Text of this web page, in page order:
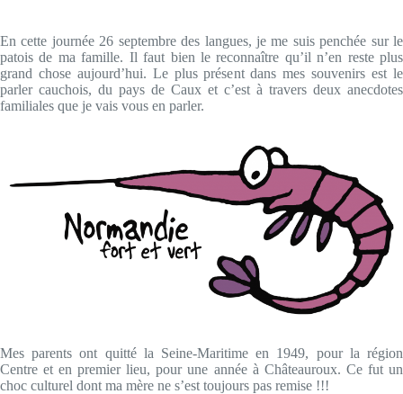
En cette journée 26 septembre des langues, je me suis penchée sur le
patois de ma famille. Il faut bien le reconnaître qu’il n’en reste plus
grand chose aujourd’hui. Le plus présent dans mes souvenirs est le
parler cauchois, du pays de Caux et c’est à travers deux anecdotes
familiales que je vais vous en parler.
Mes parents ont quitté la Seine-Maritime en 1949, pour la région
Centre et en premier lieu, pour une année à Châteauroux. Ce fut un
choc culturel dont ma mère ne s’est toujours pas remise !!!